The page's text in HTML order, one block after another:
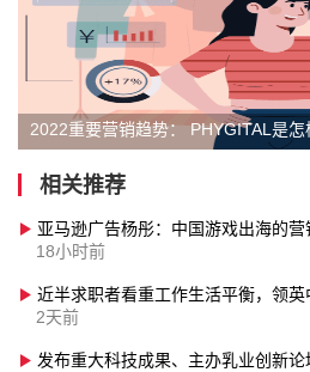
2022重要营销趋势： PHYGITAL是
相关推荐
18小时前
2天前